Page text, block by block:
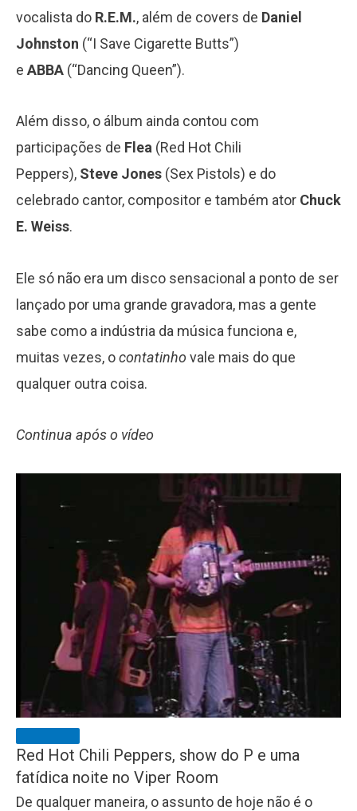
vocalista do R.E.M., além de covers de Daniel
Johnston (“I Save Cigarette Butts”)
e ABBA (“Dancing Queen”).
Além disso, o álbum ainda contou com
participações de Flea (Red Hot Chili
Peppers), Steve Jones (Sex Pistols) e do
celebrado cantor, compositor e também ator Chuck
E. Weiss.
Ele só não era um disco sensacional a ponto de ser
lançado por uma grande gravadora, mas a gente
sabe como a indústria da música funciona e,
muitas vezes, ocontatinho vale mais do que
qualquer outra coisa.
Continua após o vídeo
Red Hot Chili Peppers, show do P e uma
fatídica noite no Viper Room
De qualquer maneira, o assunto de hoje não é o